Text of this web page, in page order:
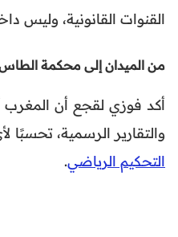
القنوات القانونية، وليس
من الميدان إلى محكمة
أكد فوزي لقجع أن المغرب
والتقارير الرسمية،
التحكيم الرياضي.